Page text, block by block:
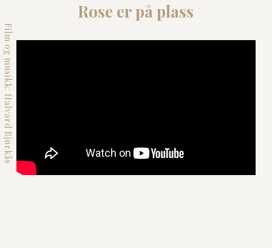
Rose erpå plass
Film og musikk: Halvard Bjørkås